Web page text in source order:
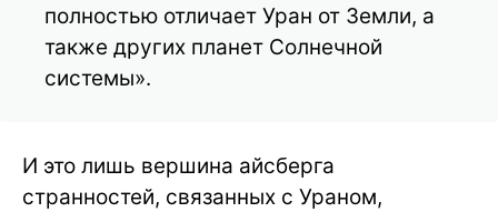
полностью отличает Уран от Земли, а
также других планет Солнечной
системы».
И это лишь вершина айсберга
странностей, связанных с Ураном,